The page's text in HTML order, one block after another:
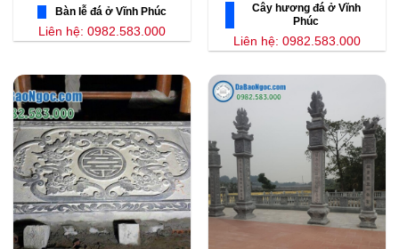
Bàn lễ đá ở Vĩnh Phúc
Liên hệ: 0982.583.000
Cây hương đá ở Vĩnh
Phúc
Liên hệ: 0982.583.000